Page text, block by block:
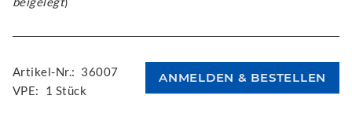
Artikel-Nr.: 36007
VPE:
1 Stück